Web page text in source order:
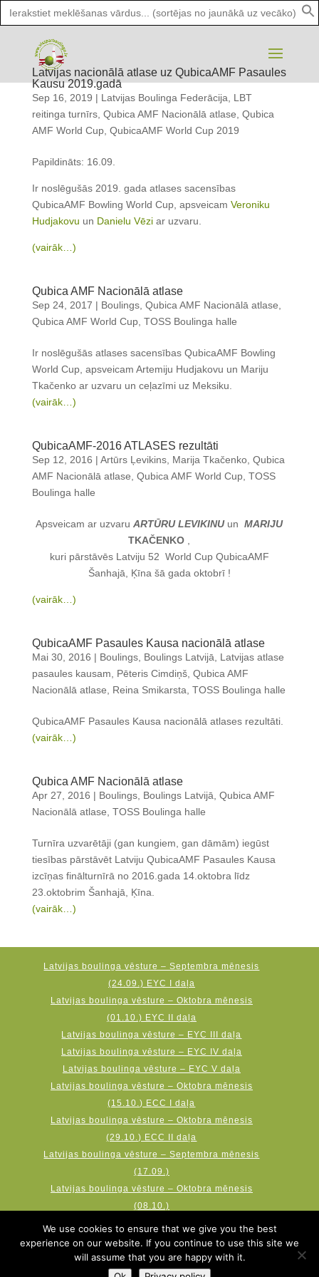
Search
for:
Latvijas nacionālā atlase uz QubicaAMF Pasaules
Kausu 2019.gadā
Sep 16, 2019 | Latvijas Boulinga Federācija
LBT
reitinga turnīrs, Qubica AMF Nacionālā atlase Qubica
AMF World Cup, QubicaAMF World Cup 2019
Papildināts: 16.09.
Ir noslēgušās 2019. gada atlases sacensības
QubicaAMF Bowling World Cup, apsveicam Veroniku
Hudjakovu un Danielu Vēziar uzvaru.
(vairāk…)
Qubica AMF Nacionālā atlase
Sep 24, 2017 | Boulings, Qubica AMF Nacionālā atlase
Qubica AMF World Cup, TOSS Boulinga halle
Ir noslēgušās atlases sacensības QubicaAMF Bowling
World Cup, apsveicam Artemiju Hudjakovu un Mariju
Tkačenkoar uzvaru un ceļazīmi uz Meksiku.
(vairāk…)
QubicaAMF-2016 ATLASES rezultāti
Sep 12, 2016 | Artūrs Ļevikins, Marija Tkačenko, Qubica
AMF Nacionālā atlase Qubica AMF World Cup, TOSS
Boulinga halle
Apsveicam ar uzvaruARTŪRU LEVIKINUunMARIJU
TKAČENKO
kuri pārstāvēs Latviju 52 World Cup QubicaAMF
Šanhajā, Ķīna šā gada oktobrī !
(vairāk…)
QubicaAMF Pasaules Kausa nacionālā atlase
Mai 30, 2016 | Boulings, Boulings Latvijā
Latvijas atlase
pasaules kausam
Pēteris Cimdiņš, Qubica AMF
Nacionālā atlase
Reina Smikarsta TOSS Boulinga halle
QubicaAMF Pasaules Kausa nacionālā atlases rezultāti.
(vairāk…)
Qubica AMF Nacionālā atlase
Apr 27, 2016 | Boulings, Boulings Latvijā Qubica AMF
Nacionālā atlase TOSS Boulinga halle
Turnīra uzvarētāji (gan kungiem, gan dāmām) iegūst
tiesības pārstāvēt Latviju QubicaAMF Pasaules Kausa
izcīņas finālturnīrā no 2016.gada 14.oktobra līdz
23.oktobrim Šanhajā, Ķīna.
(vairāk…)
Latvijas boulinga vēsture – Septembra mēnesis
(24.09.) EYC I daļa
Latvijas boulinga vēsture – Oktobra mēnesis
(01.10.) EYC II daļa
Latvijas boulinga vēsture – EYC III daļa
Latvijas boulinga vēsture – EYC IV daļa
Latvijas boulinga vēsture – EYC V daļa
Latvijas boulinga vēsture – Oktobra mēnesis
(15.10.) ECC I daļa
Latvijas boulinga vēsture – Oktobra mēnesis
(29.10.) ECC II daļa
Latvijas boulinga vēsture – Septembra mēnesis
(17.09.)
Latvijas boulinga vēsture – Oktobra mēnesis
(08.10.)
Latvijas boulinga vēsture – Novembra mēnesis
(19.11.) AMF Qubica World Cup
We use cookies to ensure that we give you the best
experience on our website. If you continue to use this site we
will assume that you are happy with it.